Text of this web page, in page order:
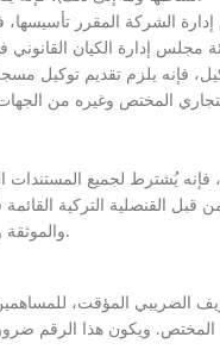
فإنه يُشترط لجميع
من قبل القنصلية التركية
والموثقة والمصدقة مترجمة رسميًا وموثقة من قبل كاتب عدل تركي.
الضريبي المؤقت،